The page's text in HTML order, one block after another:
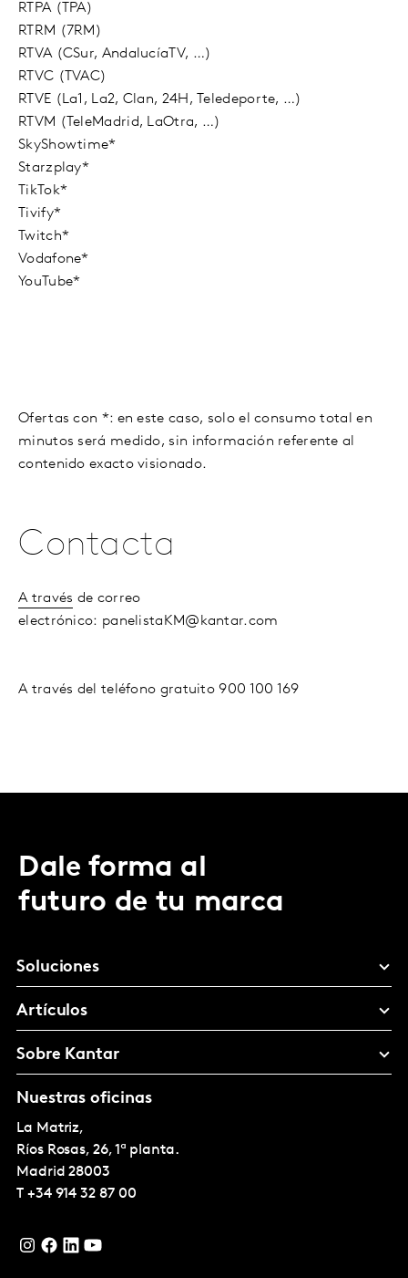
RTPA (TPA)
RTRM (7RM)
RTVA (CSur, AndalucíaTV, …)
RTVC (TVAC)
RTVE (La1, La2, Clan, 24H, Teledeporte, …)
RTVM (TeleMadrid, LaOtra, …)
SkyShowtime*
Starzplay*
TikTok*
Tivify*
Twitch*
Vodafone*
YouTube*
Ofertas con *: en este caso, solo el consumo total en
minutos será medido, sin información referente al
contenido exacto visionado.
Contacta
A través de correo
electrónico: panelistaKM@kantar.com
A través del teléfono gratuito 900 100 169
Dale forma al
futuro de tu marca
Soluciones
Artículos
Sobre Kantar
Nuestras oficinas
La Matriz,
Ríos Rosas, 26, 1ª planta.
Madrid 28003
T +34 914 32 87 00